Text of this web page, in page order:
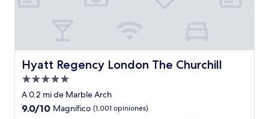
Hyatt Regency London The Churchill
Hyatt Regency London The Churchill
Propiedad
de
5.0
A 0.2 mi de Marble Arch
9.0
9.0/10 Magnífico (1,001 opiniones)